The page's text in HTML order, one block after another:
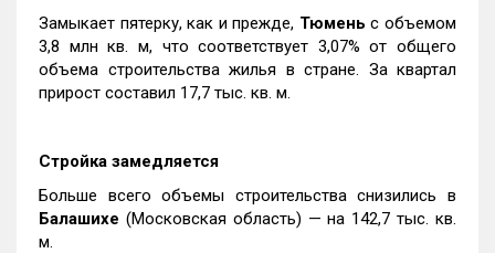
Замыкает пятерку, как и прежде, Тюмень с объемом
3,8 млн кв. м, что соответствует 3,07% от общего
объема строительства жилья в стране. За квартал
прирост составил 17,7 тыс. кв. м.
Стройка замедляется
Больше всего объемы строительства снизились в
Балашихе (Московская область) — на 142,7 тыс. кв.
м.